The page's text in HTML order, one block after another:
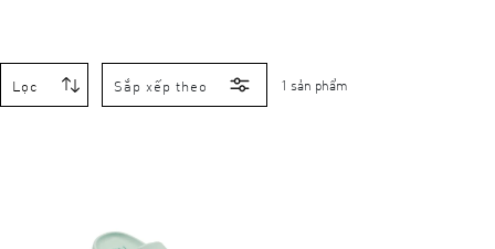
Lọc Sắp xếp theo 1 sản phẩm